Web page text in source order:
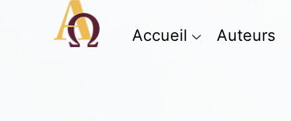
Accueil Auteurs